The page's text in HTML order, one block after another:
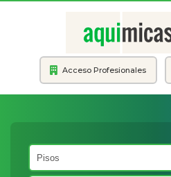
Acceso Profesionales